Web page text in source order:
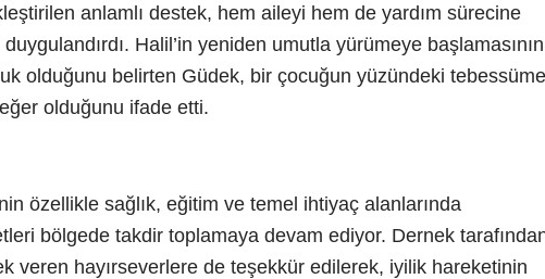
anlamlı destek, hem aileyi hem de yardım sürecine
Halil’in yeniden umutla yürümeye başlamasının
olduğunu belirten Güdek, bir çocuğun yüzündeki tebessüme
olduğunu ifade etti.
özellikle sağlık, eğitim ve temel ihtiyaç alanlarında
bölgede takdir toplamaya devam ediyor. Dernek
veren hayırseverlere de teşekkür edilerek, iyilik hareketinin